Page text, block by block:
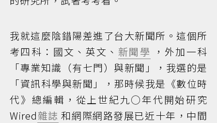
我就這麼陰錯陽差進了台大新聞所。這個所
考四科：國文、英文、 新聞學 ，外加一科
「專業知識（有七門）與新聞」，我選的是
「資訊科學與新聞」，那時候我是《數位時
代》總編輯，從上世紀九○年代開始研究
Wired雜誌 和網際網路發展已近十年，中間